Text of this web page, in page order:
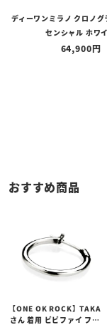
ディーワンミラノ クロノグ
センシャル ホワ
64,900
おすすめ商品
【ONE OK ROCK】TAKA
さん 着用 ビビファイ フー